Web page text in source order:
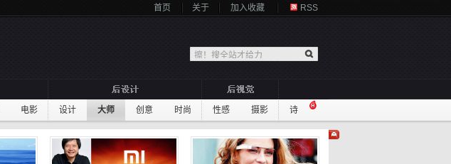
首页 关于 加入收藏 RSS
电影 设计 大师 创意 时尚 性感 摄影 诗